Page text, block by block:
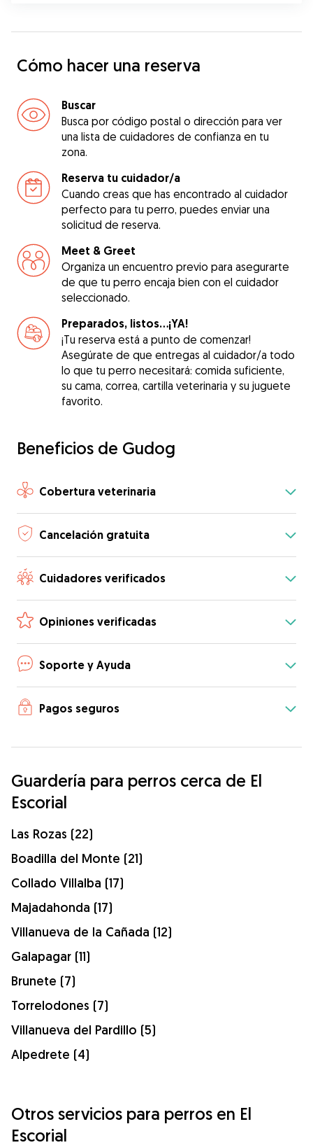
Cómo hacer una reserva
Buscar
Busca por código postal o dirección para ver
una lista de cuidadores de confianza en tu
zona.
Reserva tu cuidador/a
Cuando creas que has encontrado al cuidador
perfecto para tu perro, puedes enviar una
solicitud de reserva.
Meet & Greet
Organiza un encuentro previo para asegurarte
de que tu perro encaja bien con el cuidador
seleccionado.
Preparados, listos...¡YA!
¡Tu reserva está a punto de comenzar!
Asegúrate de que entregas al cuidador/a todo
lo que tu perro necesitará: comida suficiente,
su cama, correa, cartilla veterinaria y su juguete
favorito.
Beneficios de Gudog
Cobertura veterinaria
Cancelación gratuita
Cuidadores verificados
Opiniones verificadas
Soporte y Ayuda
Pagos seguros
Guardería para perros cerca de El
Escorial
Las Rozas (22)
Boadilla del Monte (21)
Collado Villalba (17)
Majadahonda (17)
Villanueva de la Cañada (12)
Galapagar (11)
Brunete (7)
Torrelodones (7)
Villanueva del Pardillo (5)
Alpedrete (4)
Otros servicios para perros en El
Escorial